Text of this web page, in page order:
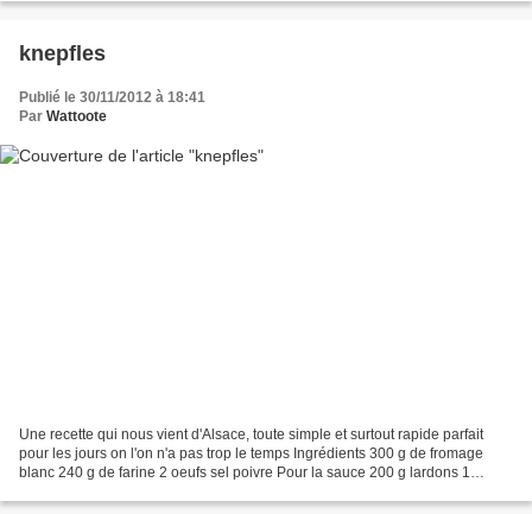
knepfles
Publié le 30/11/2012 à 18:41
Par Wattoote
Une recette qui nous vient d'Alsace, toute simple et surtout rapide parfait
pour les jours on l'on n'a pas trop le temps Ingrédients 300 g de fromage
blanc 240 g de farine 2 oeufs sel poivre Pour la sauce 200 g lardons 1